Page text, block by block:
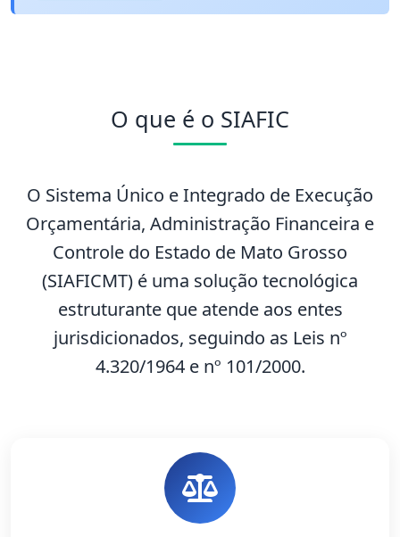
O que é o SIAFIC
O Sistema Único e Integrado de Execução
Orçamentária, Administração Financeira e
Controle do Estado de Mato Grosso
(SIAFICMT) é uma solução tecnológica
estruturante que atende aos entes
jurisdicionados, seguindo as Leis nº
4.320/1964 e nº 101/2000.